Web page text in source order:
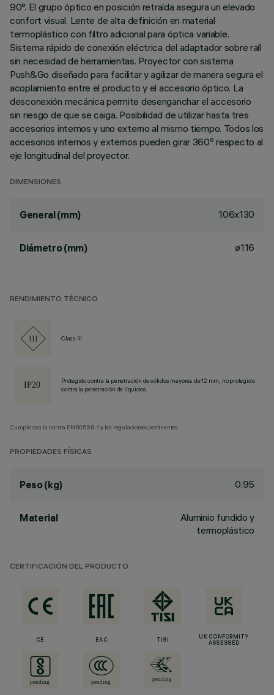
90°. El grupo óptico en posición retraída asegura un elevado
confort visual. Lente de alta definición en material
termoplástico con filtro adicional para óptica variable.
Sistema rápido de conexión eléctrica del adaptador sobre raíl
sin necesidad de herramientas. Proyector con sistema
Push&Go diseñado para facilitar y agilizar de manera segura el
acoplamiento entre el producto y el accesorio óptico. La
desconexión mecánica permite desenganchar el accesorio
sin riesgo de que se caiga. Posibilidad de utilizar hasta tres
accesorios internos y uno externo al mismo tiempo. Todos los
accesorios internos y externos pueden girar 360º respecto al
eje longitudinal del proyector.
DIMENSIONES
General (mm) 106x130
Diámetro (mm) ø116
RENDIMIENTO TÉCNICO
Class III
Protegido contra la penetración de sólidos mayores de 12 mm, no protegido
contra la penetración de líquidos.
Cumple con la norma EN60598-1 y las regulaciones pertinentes.
PROPIEDADES FÍSICAS
Peso (kg) 0.95
Material
Aluminio fundido y
termoplástico
CERTIFICACIÓN DEL PRODUCTO
CE EAC TISI
UK CONFORMITY
ASSESSED